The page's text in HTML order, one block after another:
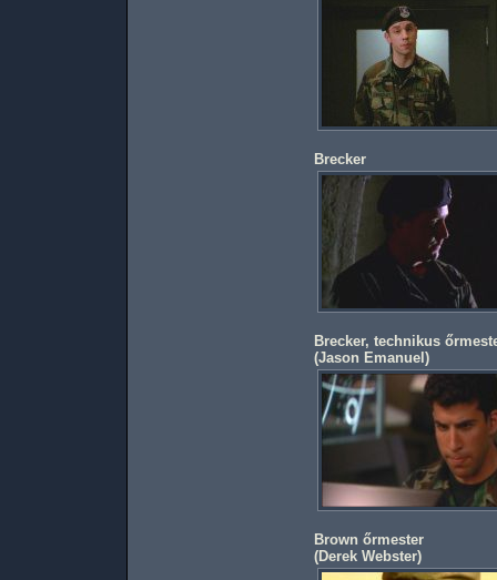
Brecker
Brecker, technikus
(Jason Emanuel )
Brown őrmester
(Derek Webster)